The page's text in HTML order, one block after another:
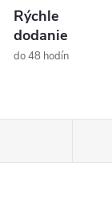
Rýchle
dodanie
do 48 hodín